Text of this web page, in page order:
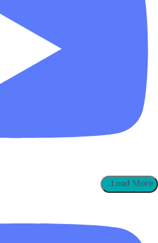
Load More...